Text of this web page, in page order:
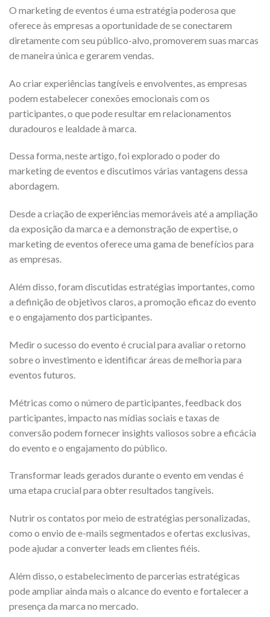
O marketing de eventos é uma estratégia poderosa que
oferece às empresas a oportunidade de se conectarem
diretamente com seu público-alvo, promoverem suas marcas
de maneira única e gerarem vendas.
Ao criar experiências tangíveis e envolventes, as empresas
podem estabelecer conexões emocionais com os
participantes, o que pode resultar em relacionamentos
duradouros e lealdade à marca.
Dessa forma, neste artigo, foi explorado o poder do
marketing de eventos e discutimos várias vantagens dessa
abordagem.
Desde a criação de experiências memoráveis até a ampliação
da exposição da marca e a demonstração de expertise, o
marketing de eventos oferece uma gama de benefícios para
as empresas.
Além disso, foram discutidas estratégias importantes, como
a definição de objetivos claros, a promoção eficaz do evento
e o engajamento dos participantes.
Medir o sucesso do evento é crucial para avaliar o retorno
sobre o investimento e identificar áreas de melhoria para
eventos futuros.
Métricas como o número de participantes, feedback dos
participantes, impacto nas mídias sociais e taxas de
conversão podem fornecer insights valiosos sobre a eficácia
do evento e o engajamento do público.
Transformar leads gerados durante o evento em vendas é
uma etapa crucial para obter resultados tangíveis.
Nutrir os contatos por meio de estratégias personalizadas,
como o envio de e-mails segmentados e ofertas exclusivas,
pode ajudar a converter leads em clientes fiéis.
Além disso, o estabelecimento de parcerias estratégicas
pode ampliar ainda mais o alcance do evento e fortalecer a
presença da marca no mercado.